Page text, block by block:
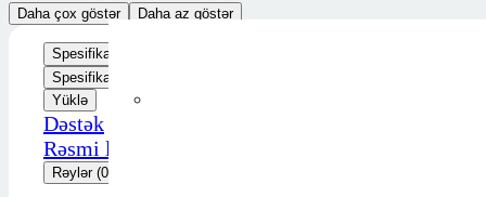
Daha çox göstər Daha az göstər
Spesifikasiyalar
Spesifikasiyalar
Yüklə
Dəstək
Rəsmi link
Rəylər (0)